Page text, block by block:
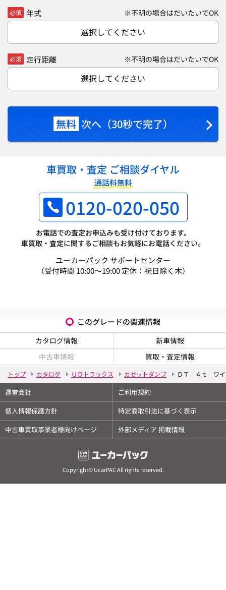
必須 年式 ※不明の場合はだいたいでOK
選択してください
必須 走行距離 ※不明の場合はだいたいでOK
選択してください
無料 次へ（30秒で完了）
車買取・査定 ご相談ダイヤル
通話料無料
0120-020-050
お電話での査定お申込みも受け付けております。
車買取・査定に関するご相談もお気軽にお電話ください。
ユーカーパック サポートセンター
（受付時間 10:00～19:00 定休：祝日除く木）
このグレードの関連情報
カタログ情報
新車情報
中古車情報
買取・査定情報
トップ カタログ ＵＤトラックス カゼットダンプ ＤＴ ４ｔ ワ
運営会社
ご利用規約
個人情報保護方針
特定商取引法に基づく表示
中古車買取事業者様向けページ
外部メディア 掲載情報
Copyright© UcarPAC All rights reserved.